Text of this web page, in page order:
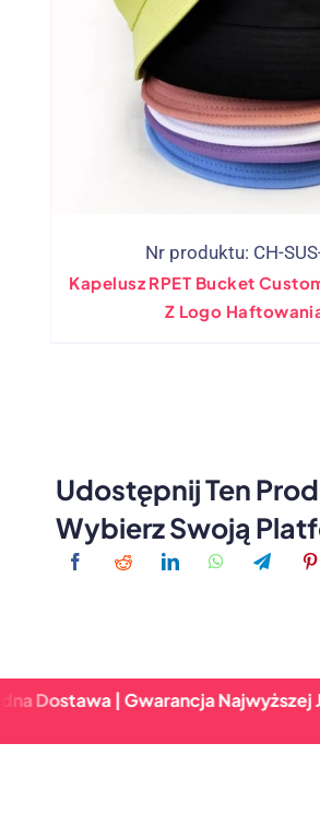
Nr produktu: CH-
Kapelusz RPET Bucket
Z Logo
Udostępnij Ten
Wybierz Swoją
| Gwarancja Najwyższej Jakości